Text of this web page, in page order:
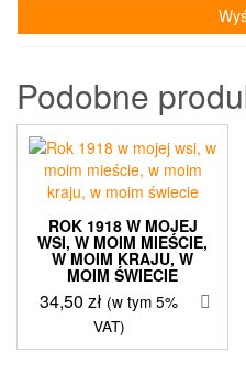
Podobne
ROK 1918 W MOJEJ
WSI, W MOIM MIEŚCIE,
W MOIM KRAJU, W
MOIM ŚWIECIE
34,50zł (w tym 5%
VAT)